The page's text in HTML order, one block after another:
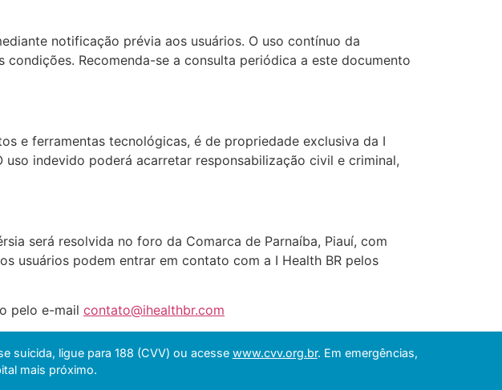
notificação prévia aos usuários. O uso contínuo da
Recomenda-se a consulta periódica a este documento
e ferramentas tecnológicas, é de propriedade exclusiva da I
indevido poderá acarretar responsabilização civil e criminal,
será resolvida no foro da Comarca de Parnaíba, Piauí, com
usuários podem entrar em contato com a I Health BR pelos
pelo e-mail contato@ihealthbr.com
suicida, ligue para 188 (CVV) ou acesse www.cvv.org.br. Em emergências,
mais próximo.